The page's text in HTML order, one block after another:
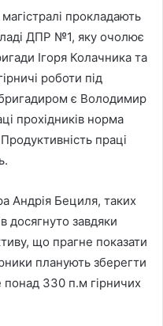
прокладають
ДПР №1, яку очолює
Ігоря Колачника та
роботи під
є Володимир
прохідників норма
праці
Андрія Бециля, таких
досягнуто завдяки
що прагне показати
планують зберегти
330 п.м гірничих